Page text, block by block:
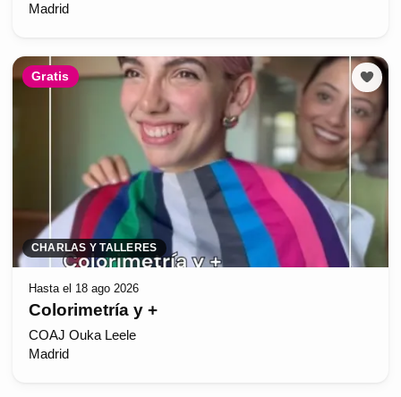
Madrid
Gratis
CHARLAS Y TALLERES
Hasta el 18 ago 2026
Colorimetría y +
COAJ Ouka Leele
Madrid